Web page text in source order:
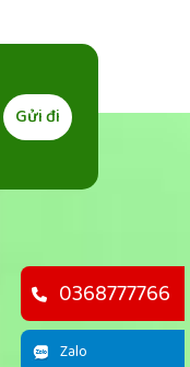
Gửi đi
0368777766
Zalo